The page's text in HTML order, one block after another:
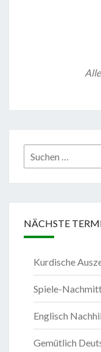
Suchen
nach:
NÄCHSTE
Kurdische
Spiele-
Englisch
Gemütlich